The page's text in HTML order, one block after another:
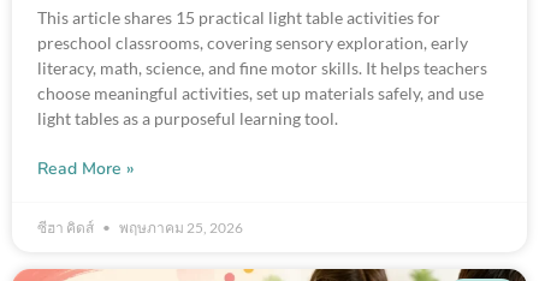
This article shares 15 practical light table activities for
preschool classrooms, covering sensory exploration, early
literacy, math, science, and fine motor skills. It helps teachers
choose meaningful activities, set up materials safely, and use
light tables as a purposeful learning tool.
Read More »
ซีฮา คิดส์ พฤษภาคม 25, 2026